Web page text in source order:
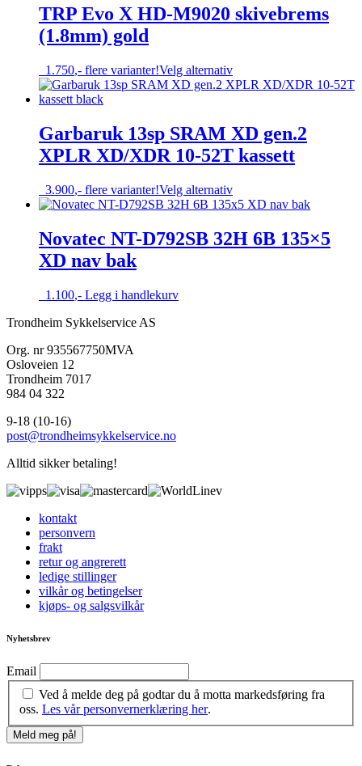
flere
varianter.
velges
på
TRP Evo X HD-M9020 skivebrems
(1.8mm) gold
1.750,- flere varianter!Velg alternativDette
produktet
varianter.
Alternativene
kan
på
produktsiden
Garbaruk 13sp SRAM XD gen.2
XPLR XD/XDR 10-52T kassett
3.900,- flere varianter!Velg alternativDette
produktet
flere
varianter.
Novatec NT-D792SB 32H 6B 135×5
XD nav bak
1.100,- Legg i handlekurv
Trondheim Sykkelservice AS
Org. nr 935567750MVA
Osloveien 12
Trondheim 7017
984 04 322
9-18 (10-16)
post@trondheimsykkelservice.no
Alltid sikker betaling!
kontakt
personvern
frakt
retur og angrerett
ledige stillinger
vilkår og betingelser
kjøps- og salgsvilkår
Nyhetsbrev
Email
Ved å melde deg på godtar du å motta markedsføring fra
oss. Les vår personvernerklæring her.